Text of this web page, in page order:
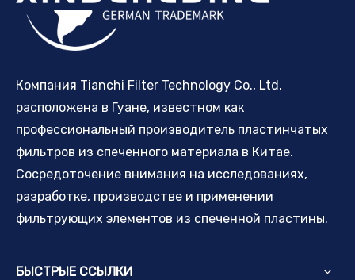
Компания Tianchi Filter Technology Co., Ltd.
расположена в Гуане, известном как
профессиональный производитель пластинчатых
фильтров из спеченного материала в Китае.
Сосредоточение внимания на исследованиях,
разработке, производстве и применении
фильтрующих элементов из спеченной пластины.
БЫСТРЫЕ ССЫЛКИ